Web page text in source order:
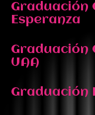
Graduación
Esperanza
Graduación
UAA
Graduación